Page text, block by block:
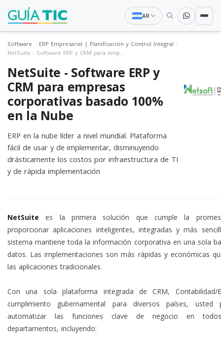
AR
Software
ERP Empresarial | Planificación y Control Integral
NetSuite - Software ERP y CRM para empresas corporativas basado 100% en la Nube
NetSuite - Software ERP y
CRM para empresas
corporativas basado 100%
en la Nube
ERP en la nube líder a nivel mundial. Plataforma
fácil de usar y de implementar, disminuyendo
drásticamente los costos por infraestructura de TI
y de rápida implementación
NetSuite es la primera solución que cumple la
proporcionar aplicaciones inteligentes, integradas y más
sistema mantiene toda la información corporativa en una sola
datos. Las implementaciones son más rápidas y económicas
las aplicaciones tradicionales.
Con una sola plataforma integrada de CRM, Contabilidad/
cumplimiento gubernamental para diversos países, usted
automatizar las funciones clave de negocio en
departamentos, incluyendo: